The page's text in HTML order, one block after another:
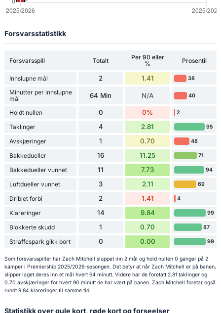
Forsvarsstatistikk
Forsvarsspill Totalt
Per 90 eller
%
Prosentil
Innslupne mål 2 1.41 38
Minutter per innslupne
mål
64 Min N/A 40
Holdt nullen 0 0% 2
Taklinger 4 2.81 95
Avskjæringer 1 0.70 48
Bakkedueller 16 11.25 71
Bakkedueller vunnet 11 7.73 94
Luftdueller vunnet 3 2.11 69
Driblet forbi 2 1.41 4
Klareringer 14 9.84 99
Blokkerte skudd 1 0.70 87
Straffespark gikk bort 0 0.00 99
Som forsvarsspiller har Zach Mitchell sluppet inn 2 mål og hold nullen 0 ganger på 2
kamper i Premiership 2025/2026-sesongen. Det betyr at når Zach Mitchell er på banen,
slipper laget deres inn et mål hvert 64 minutt. Videre har de foretatt 2.81 taklinger og
0.70 avskjæringer for hvert 90 minutt de har vært på banen. Zach Mitchell foretar også
rundt 9.84 klareringer til samme tid.
Statistikk over gule kort, røde kort og forseelser